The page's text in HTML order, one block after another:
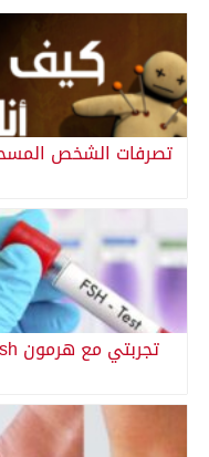
تصرفات الشخص
تجربتي مع هرمون fsh